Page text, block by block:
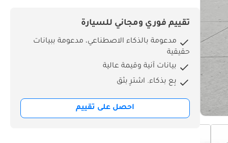
تقييم فوري ومجاني للسيارة
مدعومة بالذكاء الاصطناعي، مدعومة ببيانات
حقيقية
بيانات آنية وقيمة عالية
بِع بذكاء. اشترِ بثق
احصل على تقييم